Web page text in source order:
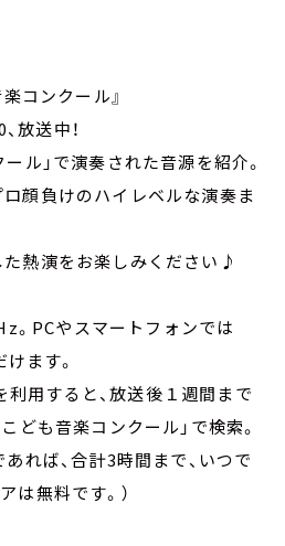
コンクール』
放送中！
ル」で演奏された音源を紹介。
顔負けのハイレベルな演奏ま
熱演をお楽しみください♪
。PCやスマートフォンでは
ます。
利用すると、放送後１週間まで
ども音楽コンクール」で検索。
れば、合計3時間まで、いつで
は無料です。）